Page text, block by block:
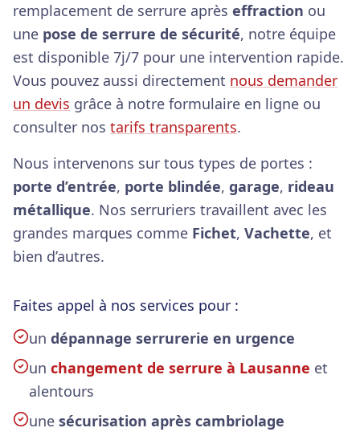
remplacement de serrure après effraction ou
une pose de serrure de sécurité, notre équipe
est disponible 7j/7 pour une intervention rapide.
Vous pouvez aussi directement nous demander
un devis grâce à notre formulaire en ligne ou
consulter nos tarifs transparents.
Nous intervenons sur tous types de portes :
porte d’entrée, porte blindée, garage, rideau
métallique. Nos serruriers travaillent avec les
grandes marques comme Fichet, Vachette, et
bien d’autres.
Faites appel à nos services pour :
un dépannage serrurerie en urgence
un changement de serrure à Lausanne et
alentours
une sécurisation après cambriolage